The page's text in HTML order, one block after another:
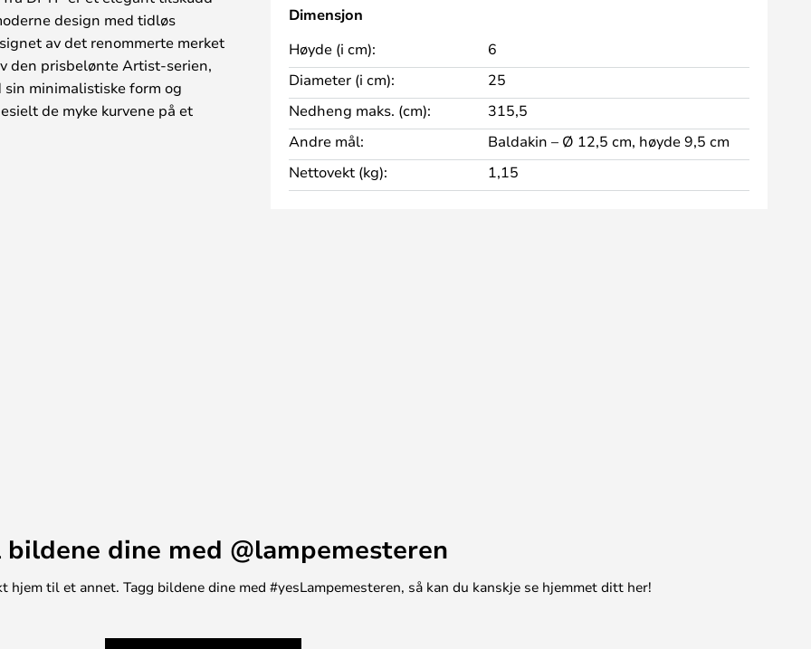
design med tidløs
av det renommerte merket
den prisbelønte Artist-serien,
sin minimalistiske form og
de myke kurvene på et
Dimensjon
Høyde (i cm):
6
Diameter (i cm):
25
Nedheng maks. (cm):
315,5
Andre mål:
Baldakin – Ø 12,5 cm, høyde 9,5 cm
Nettovekt (kg):
1,15
bildene dine med @lampemesteren
til et annet. Tagg bildene dine med #yesLampemesteren, så kan du kanskje se hjemmet ditt her!